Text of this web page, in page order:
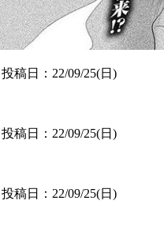
稿日：22/09/25(日)
稿日：22/09/25(日)
稿日：22/09/25(日)